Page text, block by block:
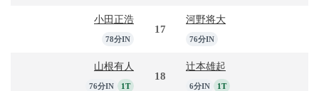
小田正浩
78分IN
17
河野将大
76分IN
山根有人
76分IN 1T
18
辻本雄起
6分IN 1T